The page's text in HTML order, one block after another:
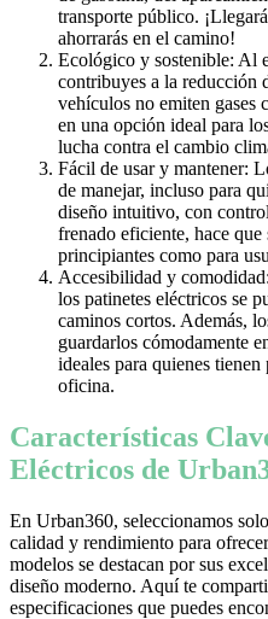
transporte público.
ahorrarás en el camino!
Ecológico y sostenible: Al
contribuyes a la reducción
vehículos no emiten gases
en una opción ideal para
lucha contra el cambio
Fácil de usar y mantener:
de manejar, incluso para
diseño intuitivo, con
frenado eficiente, hace que
principiantes como para
Accesibilidad y
los patinetes eléctricos se
caminos cortos. Además,
guardarlos cómodamente
ideales para quienes
oficina.
Características
Eléctricos de
En Urban360, seleccionamos
calidad y rendimiento para
modelos se destacan por sus
diseño moderno. Aquí te
especificaciones que puedes